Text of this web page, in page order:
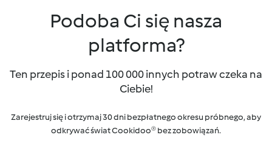
Podoba Ci się nasza
platforma?
Ten przepis i ponad 100 000 innych potraw czeka na
Ciebie!
Zarejestruj się i otrzymaj 30 dni bezpłatnego okresu próbnego, aby
odkrywać świat Cookidoo® bez zobowiązań.